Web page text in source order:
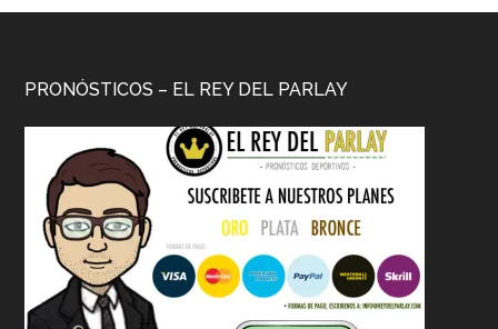
PRONÓSTICOS – EL REY DEL PARLAY